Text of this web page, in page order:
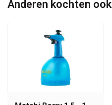
Anderen kochten ook